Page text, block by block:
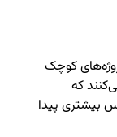
کوچک
که
بیشتری پیدا